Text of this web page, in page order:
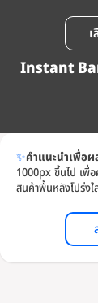
Instant
✨คำแนะนำเพื่อ
1000px ขึ้นไป เ
สินค้าพื้นหลังโปร่งใ